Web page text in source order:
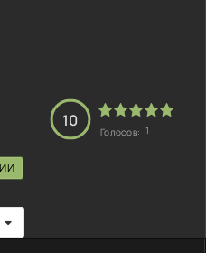
10
Голосов: 1